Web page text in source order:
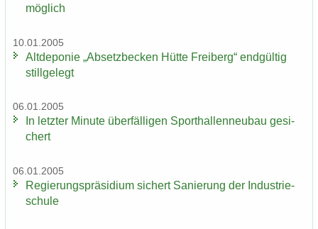
mög­lich
10.01.2005
Alt­de­po­nie „Ab­setz­be­cken Hütte Frei­berg“ end­gül­tig
still­ge­legt
06.01.2005
In letz­ter Mi­nu­te über­fäl­li­gen Sport­hal­len­neu­bau ge­si­
chert
06.01.2005
Re­gie­rungs­prä­si­di­um si­chert Sa­nie­rung der In­dus­trie­
schu­le